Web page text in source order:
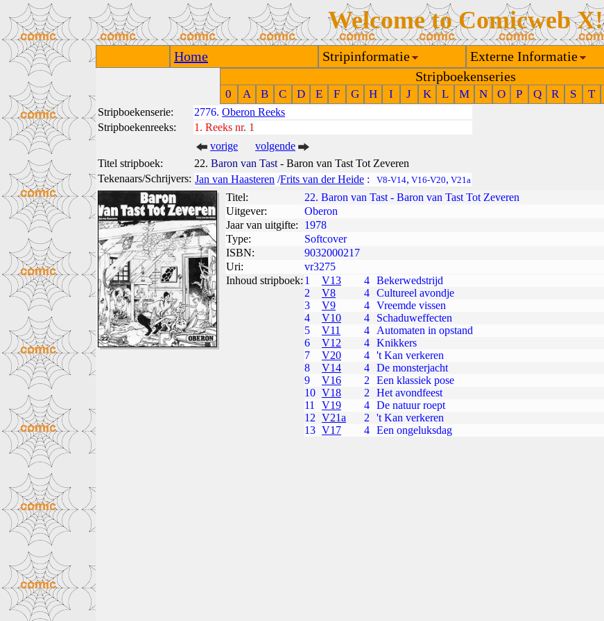
Welcome to Comicweb X!
Home Stripinformatie Externe Informatie
Stripboekenseries
0 A B C D E F G H I J K L M N O P Q R S T
Stripboekenserie: 2776. Oberon Reeks
Stripboekenreeks:
1. Reeks nr. 1
vorige
volgende
Titel stripboek:
22. Baron van Tast - Baron van Tast Tot Zeveren
Tekenaars/Schrijvers: Jan van Haasteren /Frits van der Heide : V8-V14, V16-V20, V21a
Titel:
22. Baron van Tast - Baron van Tast Tot Zeveren
Uitgever:
Oberon
Jaar van uitgifte:
1978
Type:
Softcover
ISBN:
9032000217
Uri:
vr3275
Inhoud stripboek: 1 V13 4 Bekerwedstrijd
2
V8 4 Cultureel avondje
3
V9 4 Vreemde vissen
4
V10 4
Schaduweffecten
5
V11 4
Automaten in opstand
6
V12 4 Knikkers
7
V20 4 't Kan verkeren
8
V14 4 De monsterjacht
9
V16 2
Een klassiek pose
10 V18 2
Het avondfeest
11
V19 4 De natuur roept
12 V21a 2
't Kan verkeren
13 V17 4 Een ongeluksdag